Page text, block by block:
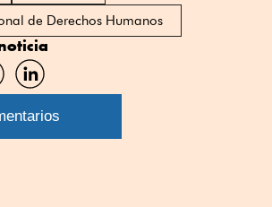
de Derechos Humanos
Compartir
por
Linkedin